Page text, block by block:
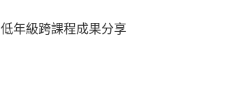
低年級跨課程成果分享